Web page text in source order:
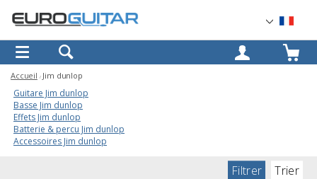
OK
Accueil Jim dunlop
Guitare Jim dunlop
Basse Jim dunlop
Effets Jim dunlop
Batterie & percu Jim dunlop
Accessoires Jim dunlop
Filtrer Trier